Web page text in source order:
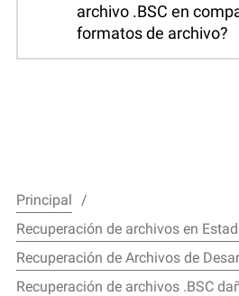
archivo .BSC en
formatos de archivo?
Principal
Recuperación de archivos en
Recuperación de Archivos de
Recuperación de archivos .BSC